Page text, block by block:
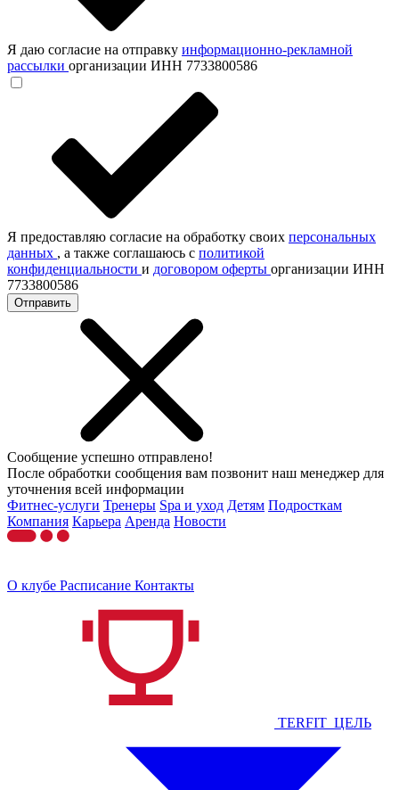
Я даю согласие на отправку информационно-рекламной
рассылки организации ИНН 7733800586
Я предоставляю согласие на обработку своих персональных
данных , а также соглашаюсь с политикой
конфиденциальности и договором оферты организации ИНН
7733800586
Отправить
Сообщение успешно отправлено!
После обработки сообщения вам позвонит наш менеджер для
уточнения всей информации
Фитнес-услуги Тренеры Spa и уход Детям Подросткам
Компания Карьера Аренда Новости
О клубе Расписание Контакты
TERFIT_ЦЕЛЬ